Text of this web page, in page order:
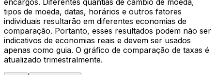
encargos. Diferentes quantias de câmbio de moeda,
tipos de moeda, datas, horários e outros fatores
individuais resultarão em diferentes economias de
comparação. Portanto, esses resultados podem não ser
indicativos de economias reais e devem ser usados
apenas como guia. O gráfico de comparação de taxas é
atualizado trimestralmente.